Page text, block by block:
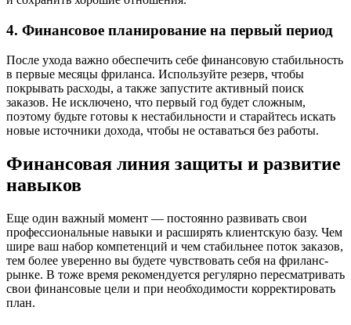
4. Финансовое планирование на первый период
После ухода важно обеспечить себе финансовую стабильность
в первые месяцы фриланса. Используйте резерв, чтобы
покрывать расходы, а также запустите активный поиск
заказов. Не исключено, что первый год будет сложным,
поэтому будьте готовы к нестабильности и старайтесь искать
новые источники дохода, чтобы не оставаться без работы.
Финансовая линия защиты и развитие
навыков
Еще один важный момент — постоянно развивать свои
профессиональные навыки и расширять клиентскую базу. Чем
шире ваш набор компетенций и чем стабильнее поток заказов,
тем более уверенно вы будете чувствовать себя на фриланс-
рынке. В тоже время рекомендуется регулярно пересматривать
свои финансовые цели и при необходимости корректировать
план.